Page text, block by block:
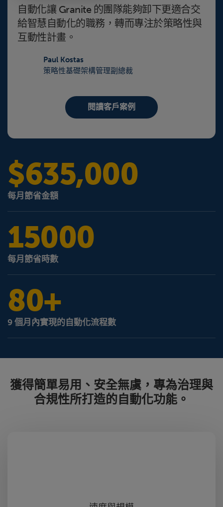
自動化讓 Granite 的團隊能夠卸下更適合交
給智慧自動化的職務，轉而專注於策略性與
互動性計畫。
Paul Kostas
策略性基礎架構管理副總裁
閱讀客戶案例
$635,000
每月節省金額
15000
每月節省時數
80+
9 個月內實現的自動化流程數
獲得簡單易用、安全無虞，專為治理與
合規性所打造的自動化功能。